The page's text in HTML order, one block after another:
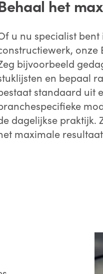
het
u nu specialist
onze
bijvoorbeeld
en bepaal
standaard uit
dagelijkse praktijk.
maximale